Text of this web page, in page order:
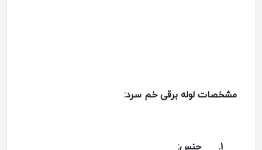
مشخصات لوله برقی خم سرد:
1. جنس: